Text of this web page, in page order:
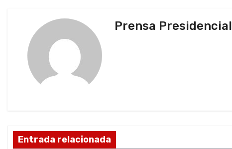
ó
Prensa Presidencial
Entrada relacionada